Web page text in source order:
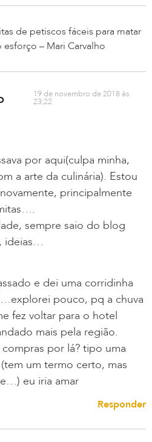
de petiscos fáceis para matar
– Mari Carvalho
19 de novembro de 2018 às
23:22
por aqui(culpa minha,
a arte da culinária). Estou
principalmente
sempre saio do blog
ideias…
e dei uma corridinha
pouco, pq a chuva
fez voltar para o hotel
mais pela região.
por lá? tipo uma
um termo certo, mas
eu iria amar
Responder